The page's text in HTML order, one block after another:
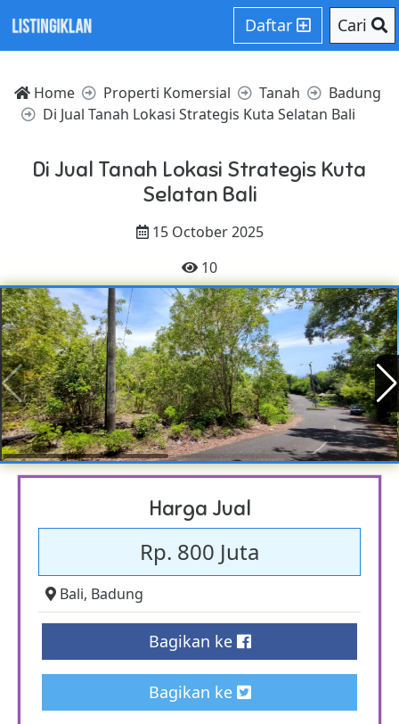
Daftar Cari
Home Properti Komersial Tanah
Badung
Di Jual Tanah Lokasi Strategis Kuta Selatan Bali
Di Jual Tanah Lokasi Strategis Kuta
Selatan Bali
15 October 2025
10
Harga Jual
Rp. 800 Juta
Bali, Badung
Bagikan ke
Bagikan ke